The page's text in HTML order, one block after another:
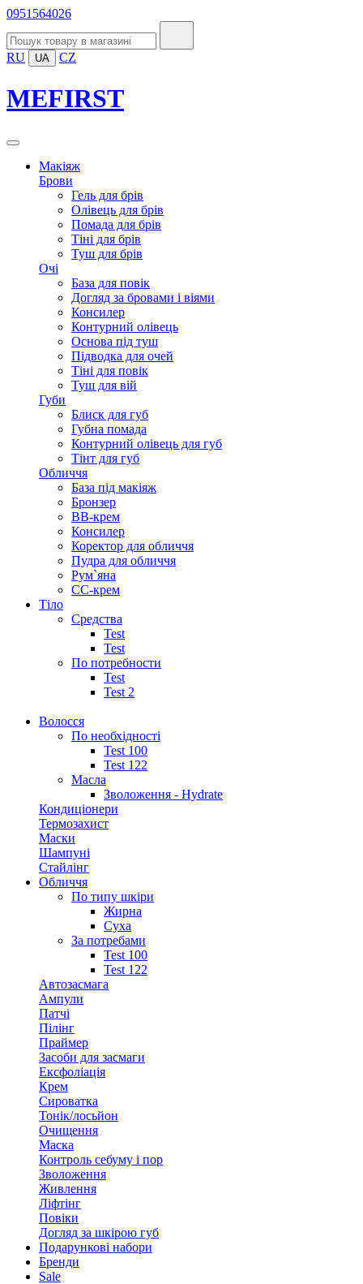
0951564026
RU UA CZ
MEFIRST
Макіяж
Брови
Гель для брів
Олівець для брів
Помада для брів
Тіні для брів
Туш для брів
Очі
База для повік
Догляд за бровами і віями
Консилер
Контурний олівець
Основа під туш
Підводка для очей
Тіні для повік
Туш для вій
Губи
Блиск для губ
Губна помада
Контурний олівець для губ
Тінт для губ
Обличчя
База під макіяж
Бронзер
ВВ-крем
Консилер
Коректор для обличчя
Пудра для обличчя
Рум`яна
СС-крем
Тіло
Средства
Test
Test
По потребности
Test
Test 2
Волосся
По необхідності
Test 100
Test 122
Масла
Зволоження - Hydrate
Кондиціонери
Термозахист
Маски
Шампуні
Стайлінг
Обличчя
По типу шкіри
Жирна
Суха
За потребами
Test 100
Test 122
Автозасмага
Ампули
Патчі
Пілінг
Праймер
Засоби для засмаги
Ексфоліація
Крем
Сироватка
Тонік/лосьйон
Очищення
Маска
Контроль себуму і пор
Зволоження
Живлення
Ліфтінг
Повіки
Догляд за шкірою губ
Подарункові набори
Бренди
Sale